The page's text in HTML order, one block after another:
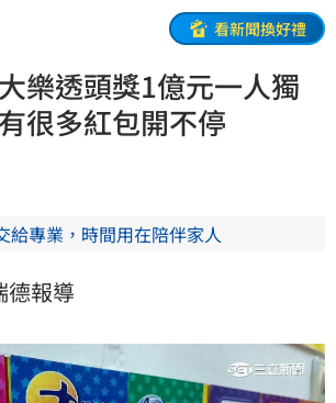
看新聞換好禮
樂透頭獎1億元一人獨
很多紅包開不停
給專業，時間用在陪伴家人
德報導